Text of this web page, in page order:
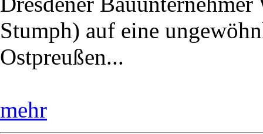
Stumph) auf eine
Ostpreußen...
mehr